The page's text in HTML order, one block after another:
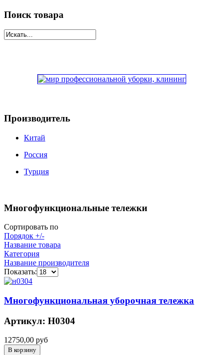
Поиск товара
Производитель
Китай
Россия
Турция
Многофункциональные тележки
Сортировать по
Порядок +/-
Название товара
Категория
Название производителя
Показать:
Многофункциональная уборочная тележка
Артикул: Н0304
12750,00 руб